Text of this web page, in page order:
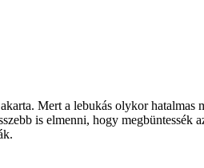
Mert a lebukás olykor hatalmas
is elmenni, hogy megbüntessék